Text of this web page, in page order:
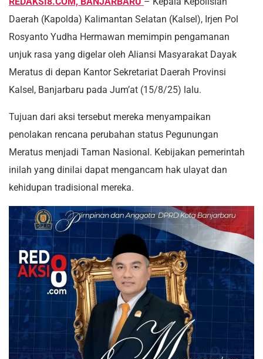
Daerah (Kapolda) Kalimantan Selatan (Kalsel), Irjen Pol
Rosyanto Yudha Hermawan memimpin pengamanan
unjuk rasa yang digelar oleh Aliansi Masyarakat Dayak
Meratus di depan Kantor Sekretariat Daerah Provinsi
Kalsel, Banjarbaru pada Jum’at (15/8/25) lalu.
Tujuan dari aksi tersebut mereka menyampaikan
penolakan rencana perubahan status Pegunungan
Meratus menjadi Taman Nasional. Kebijakan pemerintah
inilah yang dinilai dapat mengancam hak ulayat dan
kehidupan tradisional mereka.